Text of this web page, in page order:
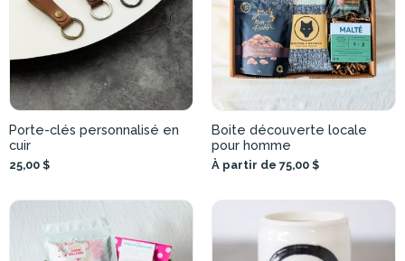
Porte-clés personnalisé en
cuir
25,00 $
Boite découverte locale
pour homme
À partir de 75,00 $